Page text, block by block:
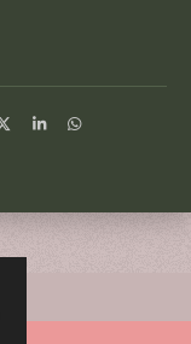
D
S
D